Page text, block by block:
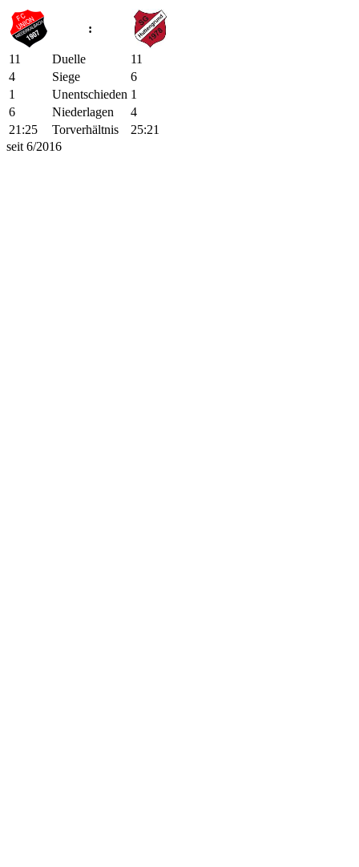
:
11 Duelle
11
4
Siege
6
1
Unentschieden 1
6
Niederlagen
4
21:25
Torverhältnis
25:21
seit 6/2016